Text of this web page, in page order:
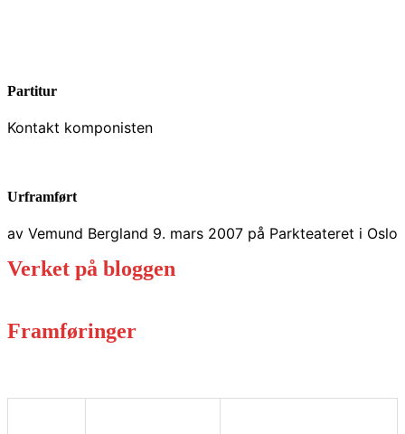
Partitur
Kontakt komponisten
Urframført
av Vemund Bergland 9. mars 2007 på Parkteateret i Oslo
Verket på bloggen
Framføringer